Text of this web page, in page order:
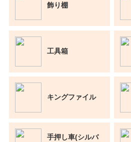
飾り棚
工具箱
キングファイル
手押し車(シルバ